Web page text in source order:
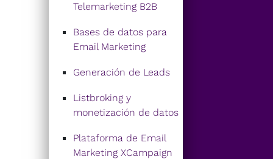
Telemarketing B2B
Bases de datos para
Email Marketing
Generación de Leads
Listbroking y
monetización de datos
Plataforma de Email
Marketing XCampaign